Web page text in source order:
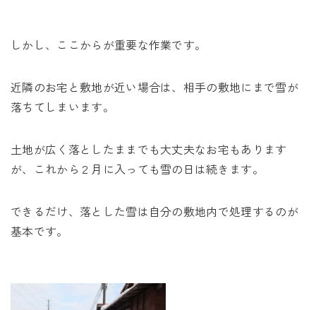
しかし、ここからが重要な作業です。
近隣のお宅と敷地が近い場合は、相手の敷地にまで雪が
落ちてしまいます。
土地が広く落としたままでも大丈夫なお宅もあります
が、これから２月に入っても雪の日は続きます。
できるだけ、落とした雪は自分の敷地内で処理するのが
基本です。